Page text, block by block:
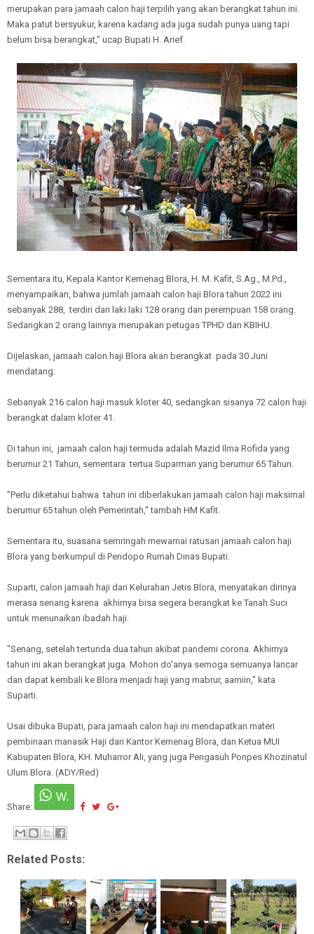
merupakan para jamaah calon haji terpilih yang akan berangkat tahun ini.
Maka patut bersyukur, karena kadang ada juga sudah punya uang tapi
belum bisa berangkat," ucap Bupati H. Arief.
Sementara itu, Kepala Kantor Kemenag Blora, H. M. Kafit, S.Ag., M.Pd.,
menyampaikan, bahwa jumlah jamaah calon haji Blora tahun 2022 ini
sebanyak 288, terdiri dari laki laki 128 orang dan perempuan 158 orang.
Sedangkan 2 orang lainnya merupakan petugas TPHD dan KBIHU.
Dijelaskan, jamaah calon haji Blora akan berangkat pada 30 Juni
mendatang.
Sebanyak 216 calon haji masuk kloter 40, sedangkan sisanya 72 calon haji
berangkat dalam kloter 41.
Di tahun ini, jamaah calon haji termuda adalah Mazid Ilma Rofida yang
berumur 21 Tahun, sementara tertua Suparman yang berumur 65 Tahun.
"Perlu diketahui bahwa tahun ini diberlakukan jamaah calon haji maksimal
berumur 65 tahun oleh Pemerintah," tambah HM Kafit.
Sementara itu, suasana semringah mewarnai ratusan jamaah calon haji
Blora yang berkumpul di Pendopo Rumah Dinas Bupati.
Suparti, calon jamaah haji dari Kelurahan Jetis Blora, menyatakan dirinya
merasa senang karena akhirnya bisa segera berangkat ke Tanah Suci
untuk menunaikan ibadah haji.
"Senang, setelah tertunda dua tahun akibat pandemi corona. Akhirnya
tahun ini akan berangkat juga. Mohon do'anya semoga semuanya lancar
dan dapat kembali ke Blora menjadi haji yang mabrur, aamiin," kata
Suparti.
Usai dibuka Bupati, para jamaah calon haji ini mendapatkan materi
pembinaan manasik Haji dari Kantor Kemenag Blora, dan Ketua MUI
Kabupaten Blora, KH. Muharror Ali, yang juga Pengasuh Ponpes Khozinatul
Ulum Blora. (ADY/Red)
Share:
Related Posts: